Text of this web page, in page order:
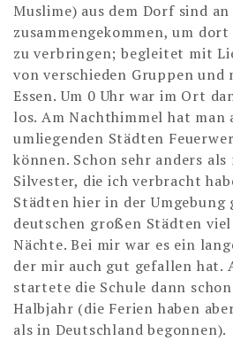
Muslime) aus dem Dorf sind
zusammengekommen, um
zu verbringen; begleitet mit
von verschieden Gruppen
Essen. Um 0 Uhr war im Ort
los. Am Nachthimmel hat man
umliegenden Städten
können. Schon sehr anders
Silvester, die ich verbracht
Städten hier in der Umgebung
deutschen großen Städten
Nächte. Bei mir war es ein
der mir auch gut gefallen hat.
startete die Schule dann
Halbjahr (die Ferien haben
als in Deutschland begonnen).